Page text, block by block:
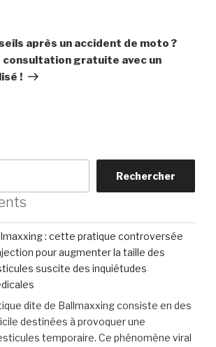
après un accident de moto ?
consultation gratuite avec un
!
Rechercher
: cette pratique controversée
pour augmenter la taille des
suscite des inquiétudes
dite de Ballmaxxing consiste en des
destinées à provoquer une
temporaire. Ce phénomène viral